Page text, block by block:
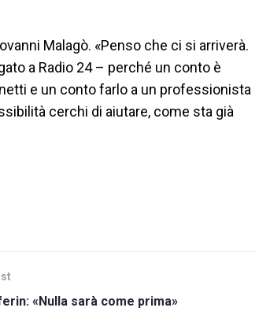
Malagò. «Penso che ci si arriverà.
a Radio 24 – perché un conto è
e un conto farlo a un professionista
cerchi di aiutare, come sta già
«Nulla sarà come prima»